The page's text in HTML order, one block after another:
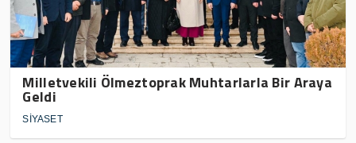
Milletvekili Ölmeztoprak Muhtarlarla Bir Araya
Geldi
SİYASET